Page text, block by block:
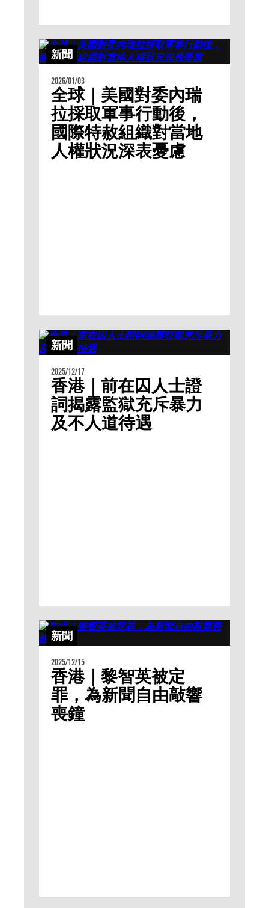
新聞
2026/01/03
全球｜美國對委內瑞
拉採取軍事行動後，
國際特赦組織對當地
人權狀況深表憂慮
新聞
2025/12/17
香港｜前在囚人士證
詞揭露監獄充斥暴力
及不人道待遇
新聞
2025/12/15
香港｜黎智英被定
罪，為新聞自由敲響
喪鐘